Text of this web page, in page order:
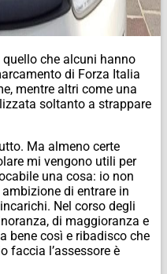
che alcuni hanno
di Forza Italia
mentre altri come una
soltanto a strappare
Ma almeno certe
mi vengono utili per
una cosa: io non
di entrare in
Nel corso degli
di maggioranza e
bene così e ribadisco che
faccia l’assessore è